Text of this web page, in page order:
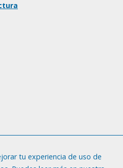
tu experiencia de uso de